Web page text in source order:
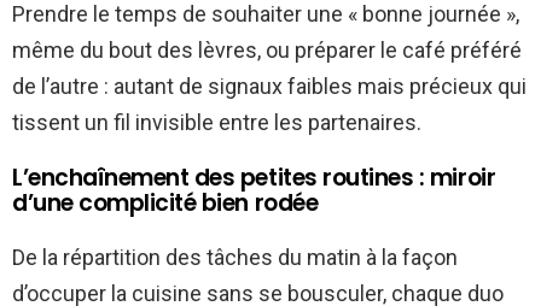
Prendre le temps de souhaiter une « bonne journée »,
même du bout des lèvres, ou préparer le café préféré
de l’autre : autant de signaux faibles mais précieux qui
tissent un fil invisible entre les partenaires.
L’enchaînement des petites routines : miroir
d’une complicité bien rodée
De la répartition des tâches du matin à la façon
d’occuper la cuisine sans se bousculer, chaque duo